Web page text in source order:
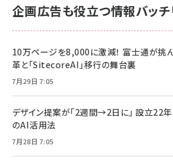
企画広告も役立つ情報バッチ
10万ページを8,000に激減！ 富士通が挑
革と「SitecoreAI」移行の舞台裏
7月29日 7:05
デザイン提案が「2週間→2日に」 設立22
のAI活用法
7月28日 7:05